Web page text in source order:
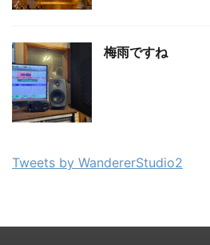
梅雨ですね
Tweets by WandererStudio2